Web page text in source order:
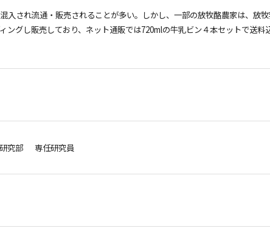
入され流通・販売されることが多い。しかし、一部の放牧酪農家は、放
ングし販売しており、ネット通販では720mlの牛乳ビン４本セットで送料
研究部 専任研究員